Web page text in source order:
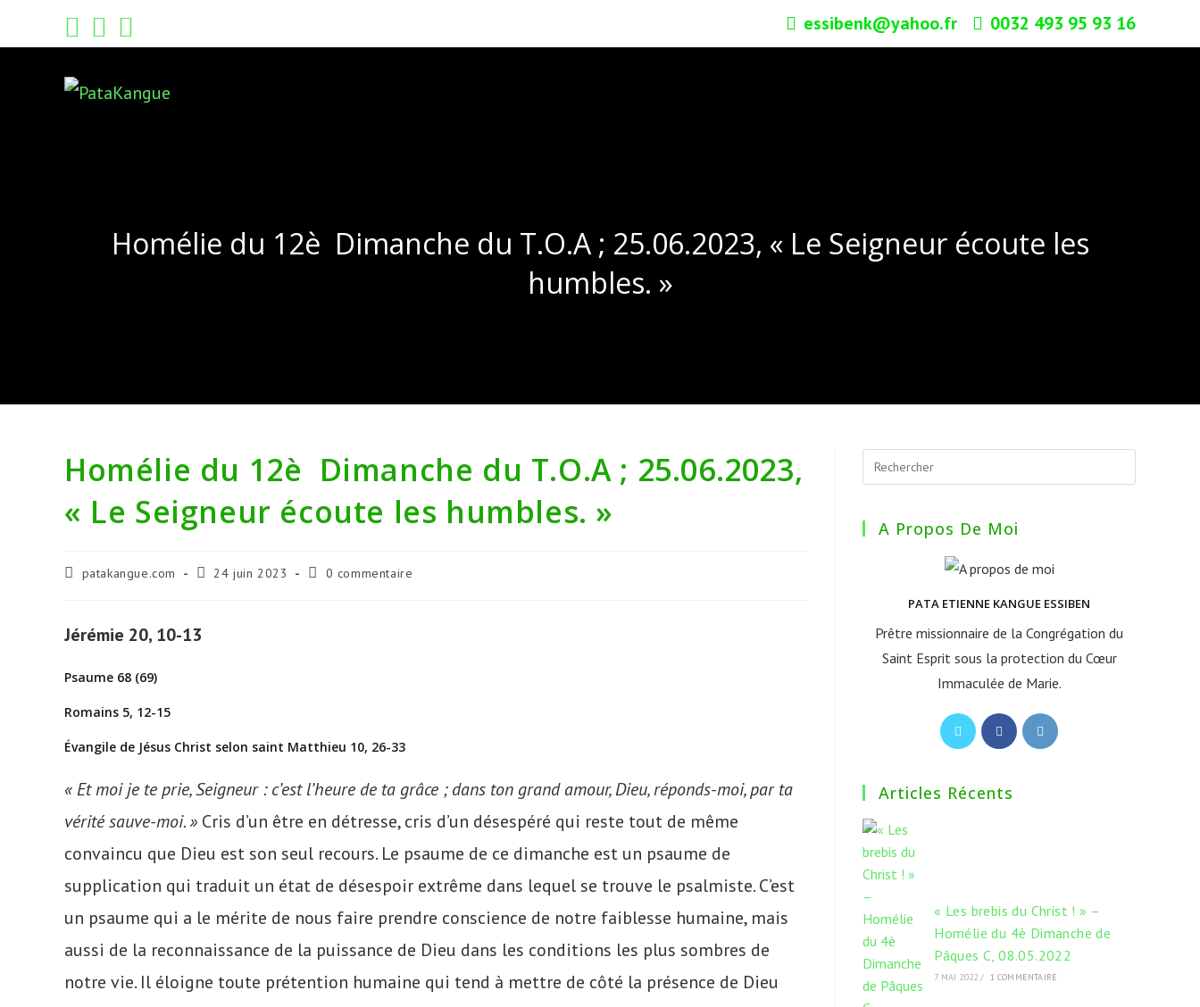
essibenk@yahoo.fr 0032 493 95 93 16
Homélie du 12è Dimanche du T.O.A ; 25.06.2023, « Le Seigneur écoute les
humbles. »
Homélie du 12è Dimanche du T.O.A ; 25.06.2023,
« Le Seigneur écoute les humbles. »
Auteur/autrice
patakangue.com
Publication
24 juin 2023
Commentaires
0 commentaire
Jérémie 20, 10-13
Psaume 68 (69)
Romains 5, 12-15
Évangile de Jésus Christ selon saint Matthieu 10, 26-33
« Et moi je te prie, Seigneur : c’est l’heure de ta grâce ; dans ton grand amour, Dieu, réponds-moi, par ta
vérité sauve-moi. » Cris d’un être en détresse, cris d’un désespéré qui reste tout de même
convaincu que Dieu est son seul recours. Le psaume de ce dimanche est un psaume de
supplication qui traduit un état de désespoir extrême dans lequel se trouve le psalmiste. C’est
un psaume qui a le mérite de nous faire prendre conscience de notre faiblesse humaine, mais
aussi de la reconnaissance de la puissance de Dieu dans les conditions les plus sombres de
notre vie. Il éloigne toute prétention humaine qui tend à mettre de côté la présence de Dieu
A Propos De Moi
PATA ETIENNE KANGUE ESSIBEN
Prêtre missionnaire de la Congrégation du
Saint Esprit sous la protection du Cœur
Immaculée de Marie.
S’ouvre
dans
nouvel
S’ouvre
dans
S’ouvre
Articles Récents
« Les brebis du Christ ! » –
Homélie du 4è Dimanche de
Pâques C, 08.05.2022
7 MAI 2022 / 1 COMMENTAIRE